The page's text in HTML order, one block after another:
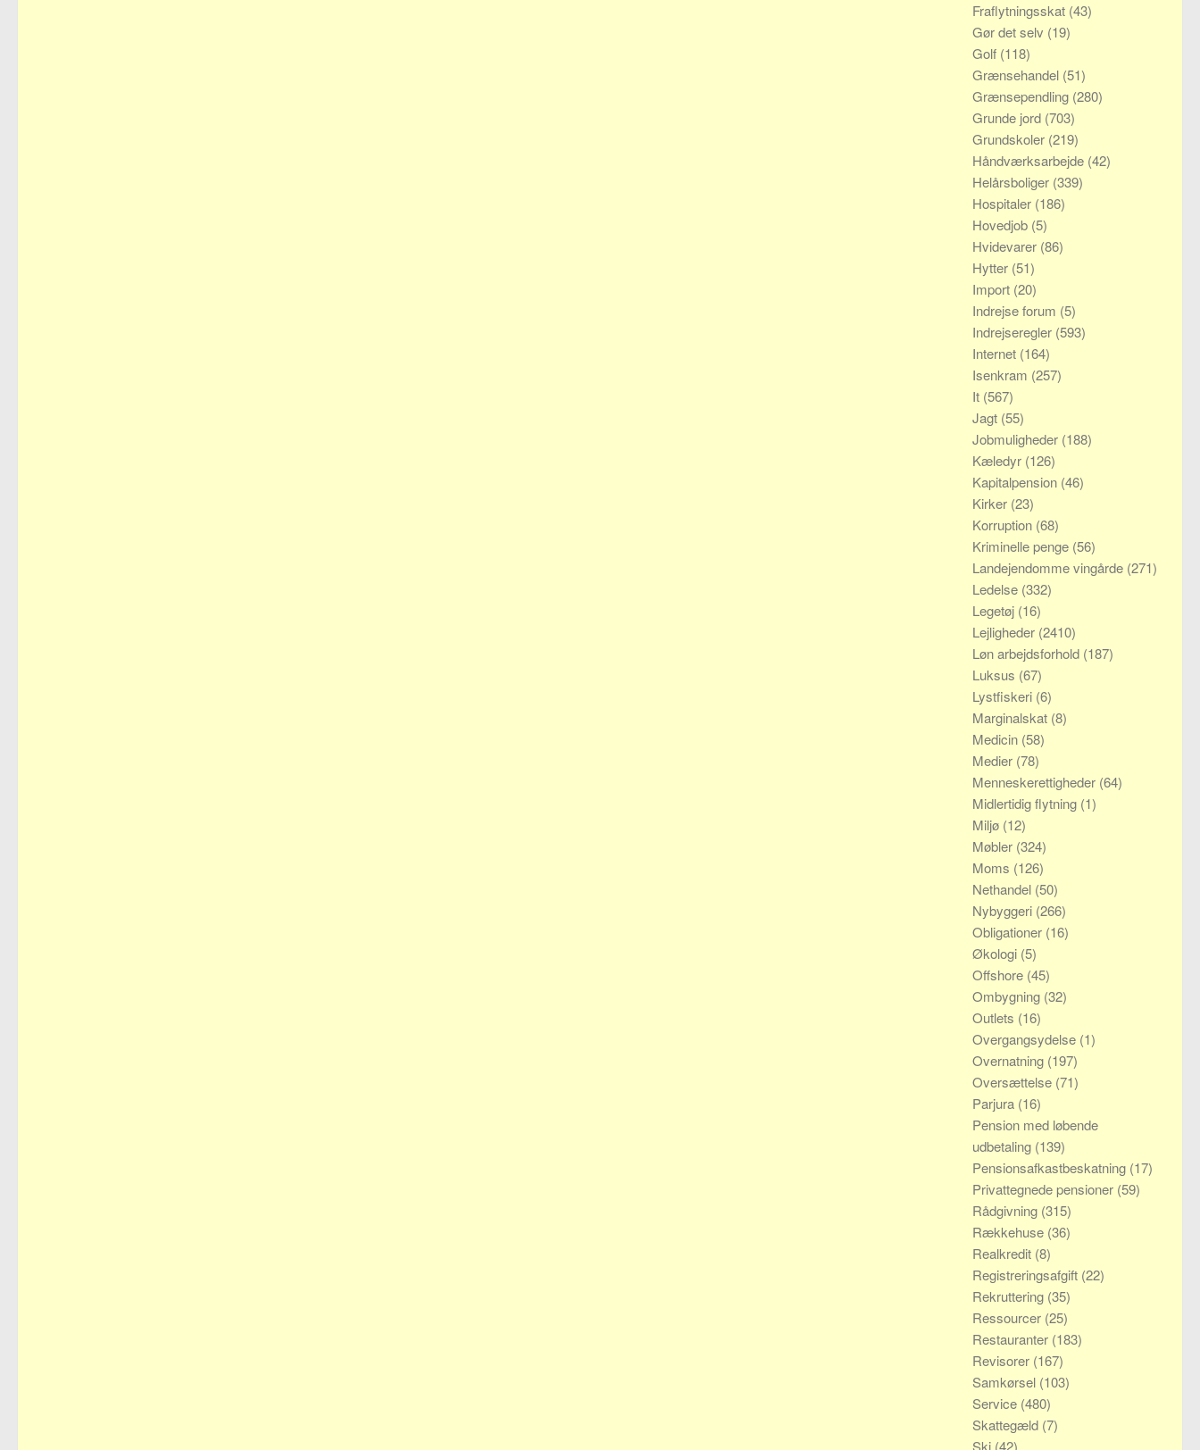
Fraflytningsskat (43)
Gør det selv (19)
Golf (118)
Grænsehandel (51)
Grænsependling (280)
Grunde jord (703)
Grundskoler (219)
Håndværksarbejde (42)
Helårsboliger (339)
Hospitaler (186)
Hovedjob (5)
Hvidevarer (86)
Hytter (51)
Import (20)
Indrejse forum (5)
Indrejseregler (593)
Internet (164)
Isenkram (257)
It (567)
Jagt (55)
Jobmuligheder (188)
Kæledyr (126)
Kapitalpension (46)
Kirker (23)
Korruption (68)
Kriminelle penge (56)
Landejendomme vingårde (271)
Ledelse (332)
Legetøj (16)
Lejligheder (2410)
Løn arbejdsforhold (187)
Luksus (67)
Lystfiskeri (6)
Marginalskat (8)
Medicin (58)
Medier (78)
Menneskerettigheder (64)
Midlertidig flytning (1)
Miljø (12)
Møbler (324)
Moms (126)
Nethandel (50)
Nybyggeri (266)
Obligationer (16)
Økologi (5)
Offshore (45)
Ombygning (32)
Outlets (16)
Overgangsydelse (1)
Overnatning (197)
Oversættelse (71)
Parjura (16)
Pension med løbende
udbetaling (139)
Pensionsafkastbeskatning (17)
Privattegnede pensioner (59)
Rådgivning (315)
Rækkehuse (36)
Realkredit (8)
Registreringsafgift (22)
Rekruttering (35)
Ressourcer (25)
Restauranter (183)
Revisorer (167)
Samkørsel (103)
Service (480)
Skattegæld (7)
Ski (42)